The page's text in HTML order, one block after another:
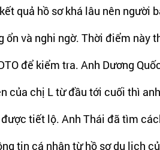
quả hồ sơ khá lâu nên người
ổn và nghi ngờ. Thời điểm
để kiểm tra. Anh Dương
của chị L từ đầu tới cuối thì
tiết lộ. Anh Thái đã tìm
tin cá nhân từ hồ sơ du lịch